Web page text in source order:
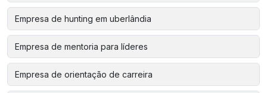
Empresa de hunting em uberlândia
Empresa de mentoria para líderes
Empresa de orientação de carreira